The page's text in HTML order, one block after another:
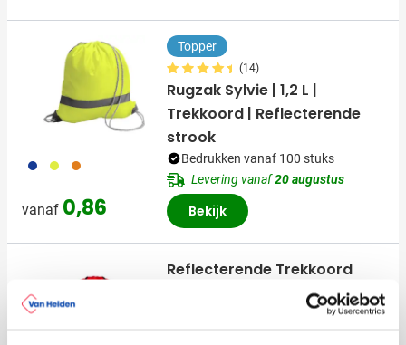
023 006 007
vanaf 0,86
Topper
(14)
Rugzak Sylvie | 1,2 L |
Trekkoord | Reflecterende
strook
Bedrukken vanaf 100 stuks
Levering vanaf20 augustus
Bekijk
Reflecterende Trekkoord
Bedrukken vanaf 15 stuks